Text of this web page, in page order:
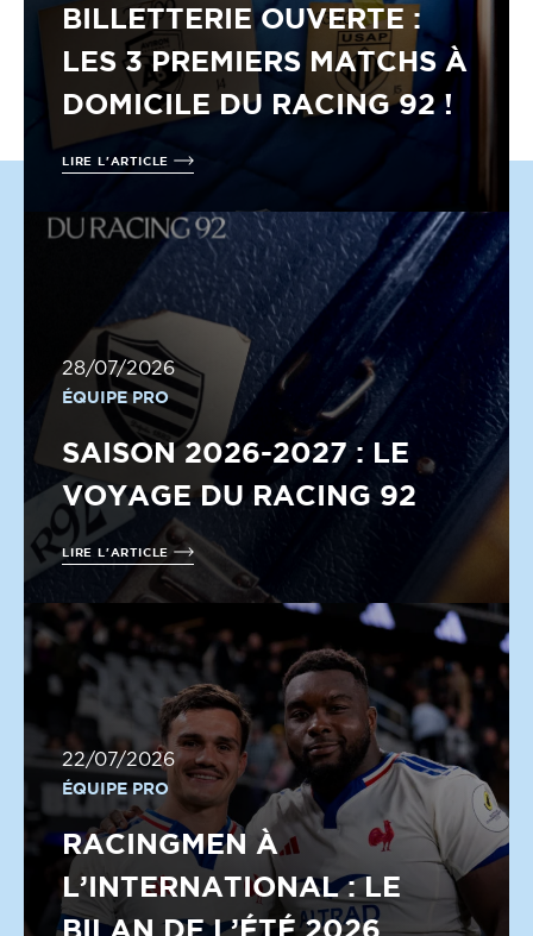
BILLETTERIE OUVERTE :
LES 3 PREMIERS MATCHS À
DOMICILE DU RACING 92 !
LIRE L'ARTICLE
28/07/2026
ÉQUIPE PRO
SAISON 2026-2027 : LE
VOYAGE DU RACING 92
LIRE L'ARTICLE
22/07/2026
ÉQUIPE PRO
RACINGMEN À
L’INTERNATIONAL : LE
BILAN DE L’ÉTÉ 2026